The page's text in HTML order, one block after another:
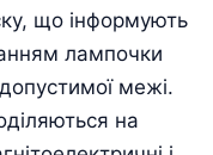
що інформують
лампочки
межі.
на